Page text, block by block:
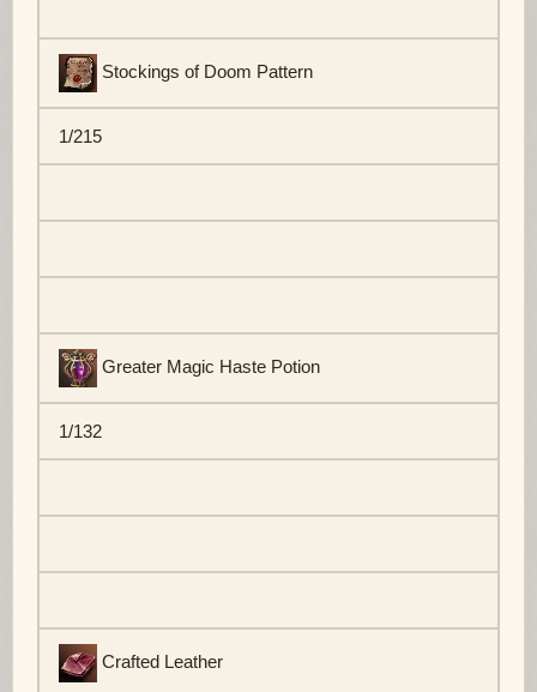
Stockings of Doom Pattern
1/215
Greater Magic Haste Potion
1/132
Crafted Leather